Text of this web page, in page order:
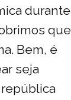
durante
que
Bem, é
seja